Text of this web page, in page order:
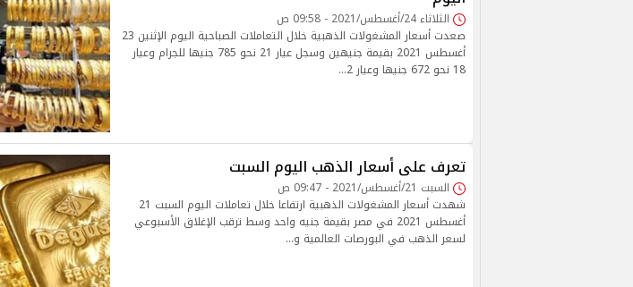
الثلاثاء 24/أغسطس/2021 - 09:58 ص
صعدت أسعار المشغولات الذهبية خلال التعاملات الصباحية اليوم الإثنين 23
أغسطس 2021 بقيمة جنيهين وسجل عيار 21 نحو 785 جنيها للجرام وعيار
18 نحو 672 جنيها وعيار 2…
تعرف على أسعار الذهب اليوم السبت
السبت 21/أغسطس/2021 - 09:47 ص
شهدت أسعار المشغولات الذهبية ارتفاعا خلال تعاملات اليوم السبت 21
أغسطس 2021 في مصر بقيمة جنيه واحد وسط ترقب الإغلاق الأسبوعي
لسعر الذهب في البورصات العالمية و…